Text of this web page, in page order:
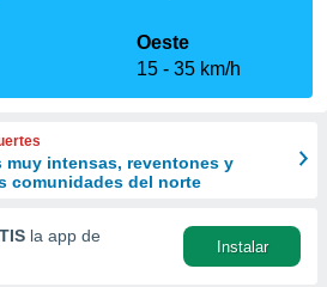
Oeste
15
35 km/h
muy intensas, reventones y
comunidades del norte
la app de
Instalar